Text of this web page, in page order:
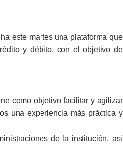
este martes una plataforma que
y débito, con el objetivo de
como objetivo facilitar y agilizar
una experiencia más práctica y
de la institución, así